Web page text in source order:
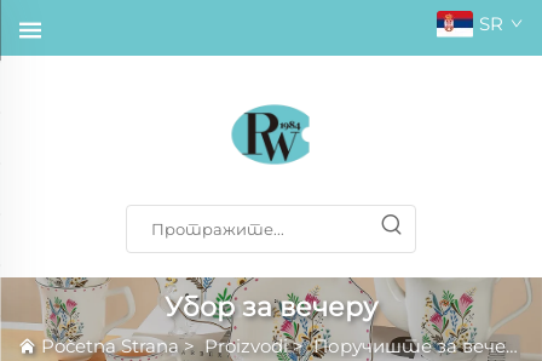
SR
Убор за вечеру
Početna Strana>Proizvodi>Поручиште за вечеру